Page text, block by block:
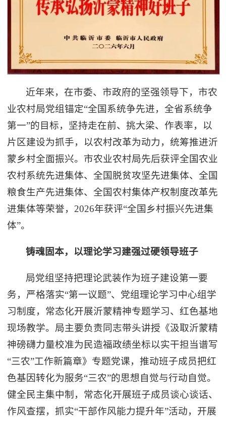
近年来，在市委、市政府的坚强领导下，市农
业农村局党组锚定“全国系统争先进，全省系统争
第一”的目标，坚持走在前、挑大梁、作表率，以
片区建设为抓手，以农村改革为动力，统筹推进沂
蒙乡村全面振兴。市农业农村局先后获评全国农业
农村系统先进集体、全国脱贫攻坚先进集体、全国
粮食生产先进集体、全国农村集体产权制度改革先
进集体等荣誉，2026年获评“全国乡村振兴先进集
体”。
铸魂固本，以理论学习建强过硬领导班子
局党组坚持把理论武装作为班子建设第一要
务，严格落实“第一议题”、党组理论学习中心组学
习制度，常态化开展沂蒙精神专题学习、红色基地
现场教学。局主要负责同志带头讲授《汲取沂蒙精
神磅礴力量校准为民造福政绩坐标以实干担当谱写
“三农”工作新篇章》专题党课，推动班子成员把红
色基因转化为服务“三农”的思想自觉与行动自觉。
健全民主集中制，常态化开展班子成员谈心谈话、
作风查摆，抓实“干部作风能力提升年”活动，开展